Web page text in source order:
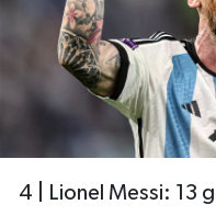
4 | Lionel Messi: 13